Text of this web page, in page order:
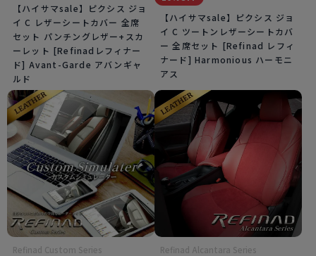
【ハイサマsale】ピクシス ジョ
イ C レザーシートカバー 全席
セット パンチングレザー+スカ
ーレット [Refinadレフィナー
ド] Avant-Garde アバンギャ
ルド
【ハイサマsale】ピクシス ジョ
イ C ツートンレザーシートカバ
ー 全席セット [Refinad レフィ
ナード] Harmonious ハーモニ
アス
Refinad Custom Series Refinad Alcantara Series